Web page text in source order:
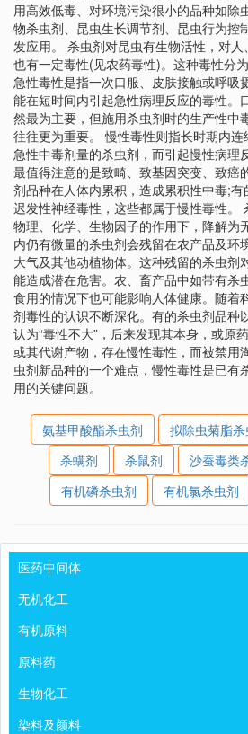
用高效低毒、对环境污染很小的品种如除
物杀虫剂、昆虫生长调节剂、昆虫行为控
发应用。 杀虫剂对昆虫有生物活性，对
也有一定毒性(见农药毒性)。这种毒性分
急性毒性是指一次口服、皮肤接触或呼吸
能在短时间内引起急性病理反应的毒性。
然最为主要，但施用杀虫剂时的生产性中
往往更为重要。 慢性毒性则指长时期内
急性中毒剂量的杀虫剂，而引起慢性病理
最值得注意的是致畸、致基因突变、致癌
剂品种在人体内累积，造成累积性中毒;
迟发性神经毒性，这些都属于慢性毒性。
物理、化学、生物因子的作用下，降解为
内仍有微量的杀虫剂会残留在农产品及环
大气及其他动植物体。这种残留的杀虫剂
能造成潜在危害。农、畜产品中如带有杀
食用的情况下也可能影响人体健康。随着
剂毒性的认识不断深化。有的杀虫剂品种
认为“毒性不大”，后来发现其本身，或原
或其代谢产物，存在慢性毒性，而被禁用
虫剂新品种的一个难点，慢性毒性是已有
用的关键问题。
氨基甲酸酯杀虫剂 拟除虫菊脂杀
杀螨剂
杀鼠剂 沙蚕毒类
有机磷杀虫剂
有机氯杀虫剂
医药中间体
无机化工
有机原料
原料药
生物化工
染料及颜料